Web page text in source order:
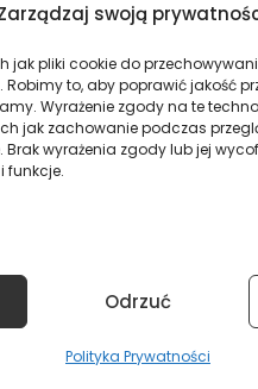
swoją
jak pliki cookie do
to, aby poprawić jakość
Wyrażenie zgody na te
jak zachowanie podczas
wyrażenia zgody lub jej
funkcje.
Odrzuć
Polityka Prywatności